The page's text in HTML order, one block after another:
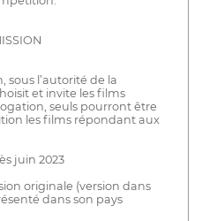
sous l’autorité de la
et invite les films
seuls pourront être
les films répondant aux
juin 2023
originale (version dans
dans son pays